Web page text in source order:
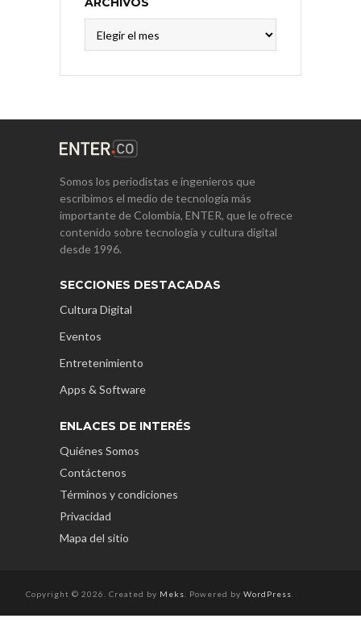
Somos los periodistas e ingenieros que
escribimos el medio de tecnología más
importante de Colombia, ENTER, que le ofrece
contenido sobre tecnología y cultura digital
desde 1996.
SECCIONES DESTACADAS
Cultura Digital
Eventos
Entretenimiento
Apps & Software
ENLACES DE INTERÉS
Quiénes Somos
Contáctenos
Términos y condiciones
Privacidad
Mapa del sitio
Copyright © 2026. Created by Meks . Powered by WordPress